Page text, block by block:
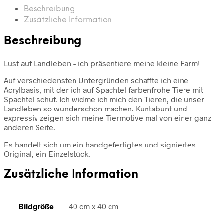
Beschreibung
Zusätzliche Information
Beschreibung
Lust auf Landleben – ich präsentiere meine kleine Farm!
Auf verschiedensten Untergründen schaffte ich eine
Acrylbasis, mit der ich auf Spachtel farbenfrohe Tiere mit
Spachtel schuf. Ich widme ich mich den Tieren, die unser
Landleben so wunderschön machen. Kuntabunt und
expressiv zeigen sich meine Tiermotive mal von einer ganz
anderen Seite.
Es handelt sich um ein handgefertigtes und signiertes
Original, ein Einzelstück.
Zusätzliche Information
Bildgröße 40 cm x 40 cm